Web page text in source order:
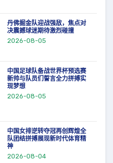
丹佛掘金队迎战强敌，焦点对
决震撼球迷期待激烈碰撞
2026-08-05
中国足球队备战世界杯预选赛
新帅与队员们誓言全力拼搏实
现梦想
2026-08-05
中国女排逆转夺冠再创辉煌全
队团结拼搏展现新时代体育精
神
2026-08-04